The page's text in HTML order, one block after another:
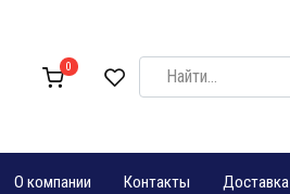
0
Search
for:
О компании Контакты Доставка